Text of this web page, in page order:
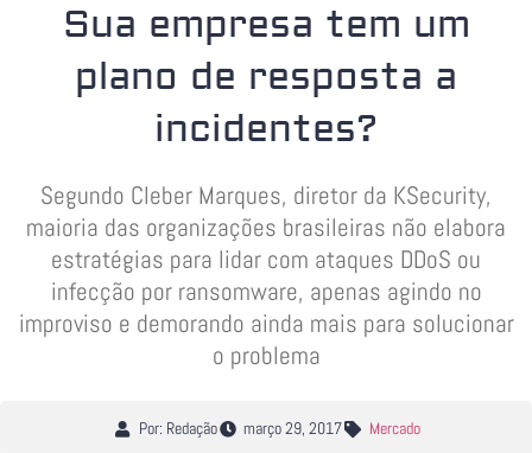
Sua empresa tem um
plano de resposta a
incidentes?
Segundo Cleber Marques, diretor da KSecurity,
maioria das organizações brasileiras não elabora
estratégias para lidar com ataques DDoS ou
infecção por ransomware, apenas agindo no
improviso e demorando ainda mais para solucionar
o problema
Por: Redação março 29, 2017 Mercado